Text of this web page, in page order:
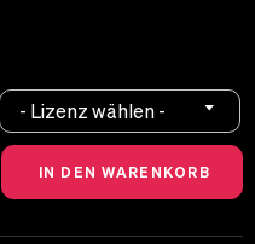
- Lizenz wählen -